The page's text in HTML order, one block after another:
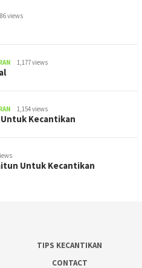
views
1,177 views
1,154 views
Kecantikan
Untuk Kecantikan
TIPS KECANTIKAN
CONTACT